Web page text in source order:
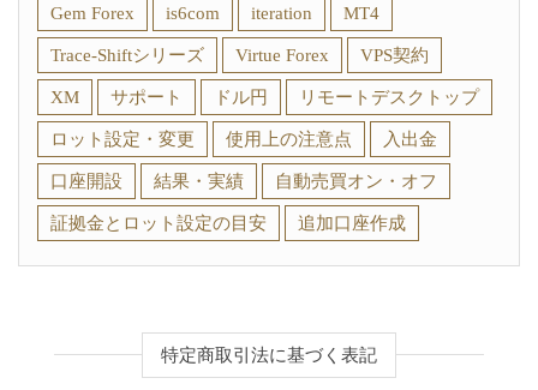
Gem Forex is6com iteration MT4
Trace-Shiftシリーズ Virtue Forex VPS契約
XM サポート ドル円 リモートデスクトップ
ロット設定・変更 使用上の注意点 入出金
口座開設 結果・実績 自動売買オン・オフ
証拠金とロット設定の目安 追加口座作成
特定商取引法に基づく表記